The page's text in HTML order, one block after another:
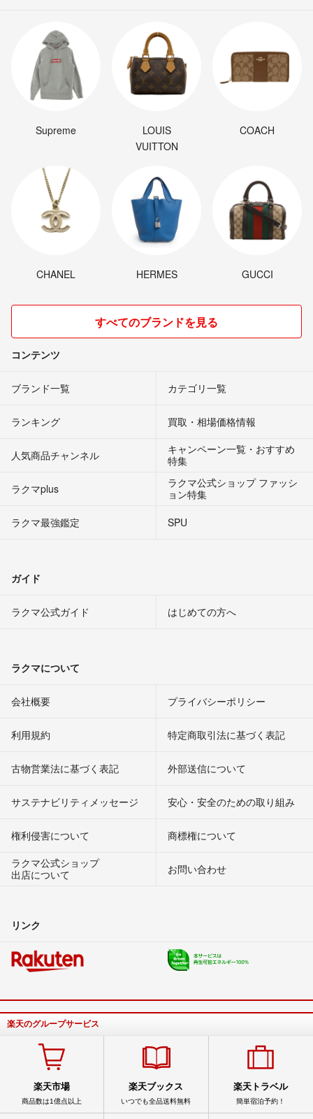
Supreme
LOUIS
VUITTON
COACH
CHANEL HERMES GUCCI
すべてのブランドを見る
コンテンツ
ブランド一覧 カテゴリ一覧
ランキング 買取・相場価格情報
人気商品チャンネル
キャンペーン一覧・おすすめ
特集
ラクマplus
ラクマ公式ショップ ファッシ
ョン特集
ラクマ最強鑑定
SPU
ガイド
ラクマ公式ガイド はじめての方へ
ラクマについて
会社概要 プライバシーポリシー
利用規約 特定商取引法に基づく表記
古物営業法に基づく表記 外部送信について
サステナビリティメッセージ 安心・安全のための取り組み
権利侵害について
商標権について
ラクマ公式ショップ
出店について
お問い合わせ
リンク
楽天のグループサービス
楽天市場
商品数は1億点以上
楽天ブックス
いつでも全品送料無料
楽天トラベル
簡単宿泊予約！